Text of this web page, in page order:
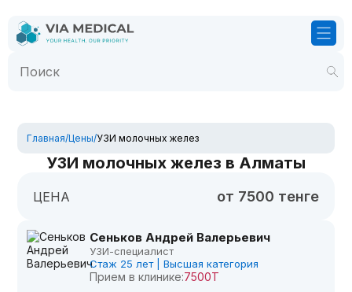
Главная/Цены/УЗИ молочных желез
УЗИ молочных желез в Алматы
ЦЕНА от 7500 тенге
Сеньков Андрей Валерьевич
УЗИ-специалист
Стаж 25 лет | Высшая категория
Прием в клинике:7500Т